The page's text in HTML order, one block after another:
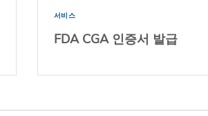
서비스
FDA CGA 인증서 발급